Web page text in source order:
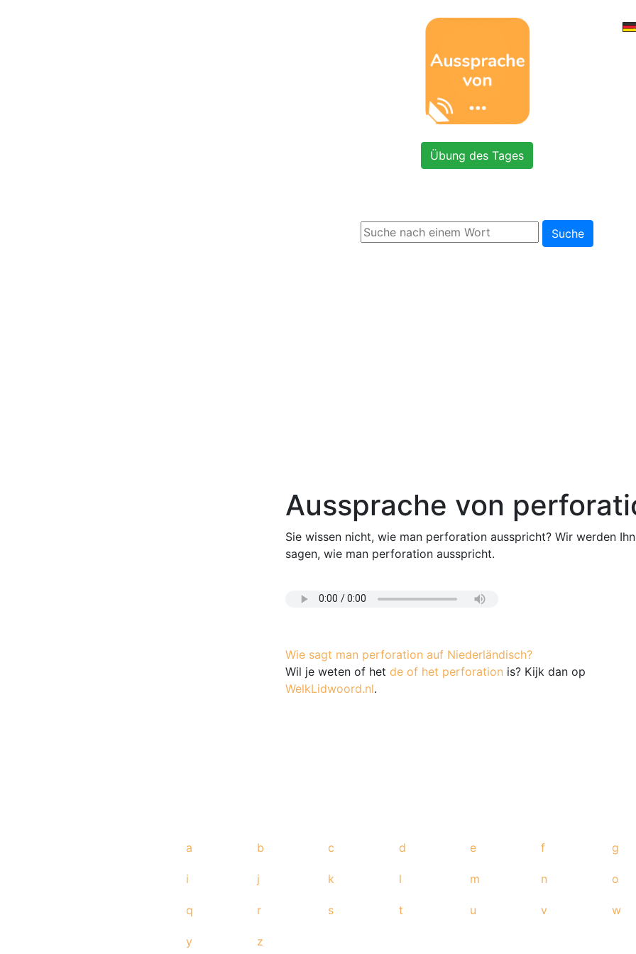
Übung des Tages
Suche
Aussprache von
Sie wissen nicht, wie man perforation ausspricht? Wir werden
sagen, wie man perforation ausspricht.
Wie sagt man perforation auf Niederländisch?
Wil je weten of het de of het perforation is? Kijk dan op
WelkLidwoord.nl.
a b c d e f g
i j k l m n o
q r s t u v w
y z